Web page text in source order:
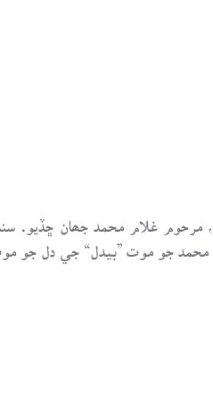
ته 19 جمادي الاخر 1861ع اربع رات جو،
جو موت ”بيدل“ جي دل جو